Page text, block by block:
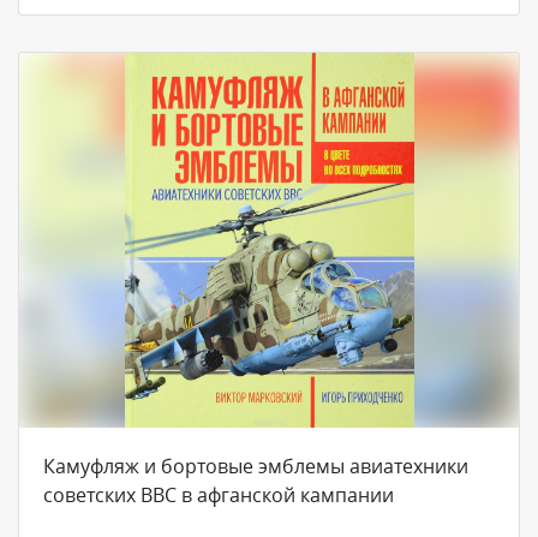
Камуфляж и бортовые эмблемы авиатехники
советских ВВС в афганской кампании